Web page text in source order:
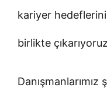
kariyer
birlikte